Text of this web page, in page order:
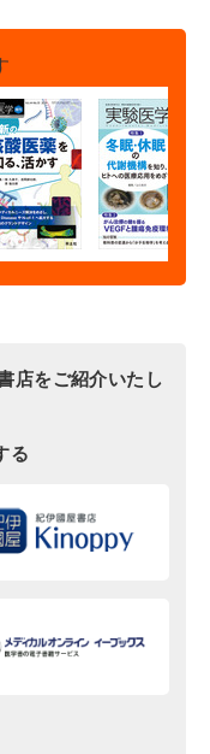
店をご紹介いたし
る